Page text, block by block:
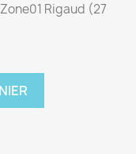
Rigaud (27